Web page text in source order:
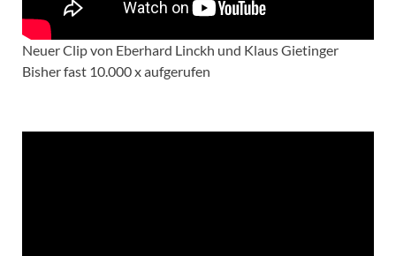
Neuer Clip von Eberhard Linckh und Klaus Gietinger
Bisher fast 10.000 x aufgerufen